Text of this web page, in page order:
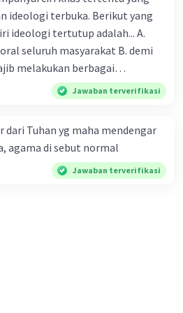
ideologi terbuka. Berikut yang
ideologi tertutup adalah... A.
seluruh masyarakat B. demi
melakukan berbagai
membatasi kebebasan dan
D. digali dan ditemukan
dari berbagai latar
2. Menurut anda, mengapa
terima oleh masyarakat dari
Jawaban terverifikasi
dari Tuhan yg maha mendengar
agama di sebut normal
Jawaban terverifikasi